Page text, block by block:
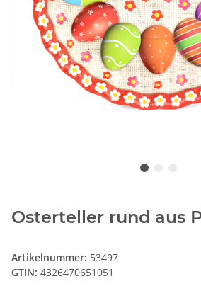
Osterteller rund aus
Artikelnummer: 53497
GTIN: 4326470651051